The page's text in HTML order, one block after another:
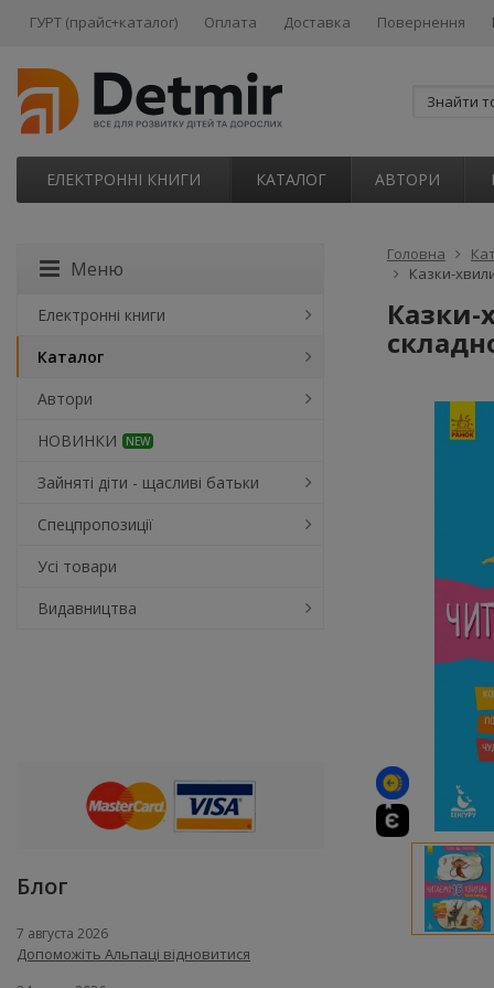
ГУРТ (прайс+каталог) Оплата Доставка Повернення
ЕЛЕКТРОННІ КНИГИ КАТАЛОГ АВТОРИ
Головна
Казки-
Казки-
Меню
Електронні книги
Каталог
Автори
НОВИНКИ
NEW
Зайняті діти - щасливі батьки
Спецпропозиції
Усі товари
Видавництва
Блог
7 августа 2026
Допоможіть Альпаці відновитися